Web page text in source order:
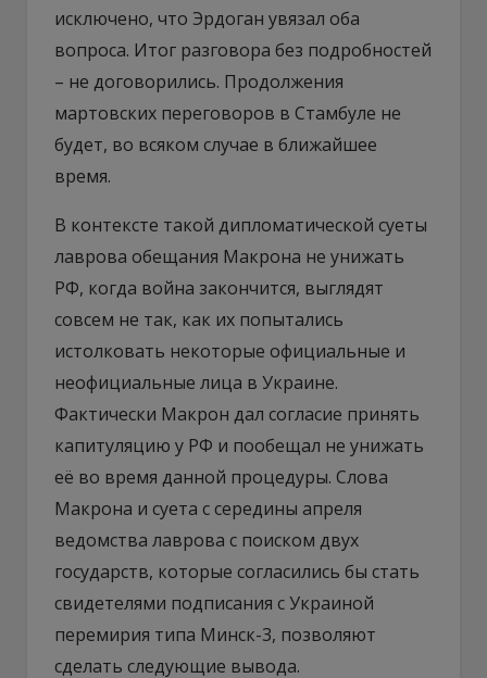
исключено, что Эрдоган увязал оба
вопроса. Итог разговора без подробностей
– не договорились. Продолжения
мартовских переговоров в Стамбуле не
будет, во всяком случае в ближайшее
время.
В контексте такой дипломатической суеты
лаврова обещания Макрона не унижать
РФ, когда война закончится, выглядят
совсем не так, как их попытались
истолковать некоторые официальные и
неофициальные лица в Украине.
Фактически Макрон дал согласие принять
капитуляцию у РФ и пообещал не унижать
её во время данной процедуры. Слова
Макрона и суета с середины апреля
ведомства лаврова с поиском двух
государств, которые согласились бы стать
свидетелями подписания с Украиной
перемирия типа Минск-3, позволяют
сделать следующие вывода.